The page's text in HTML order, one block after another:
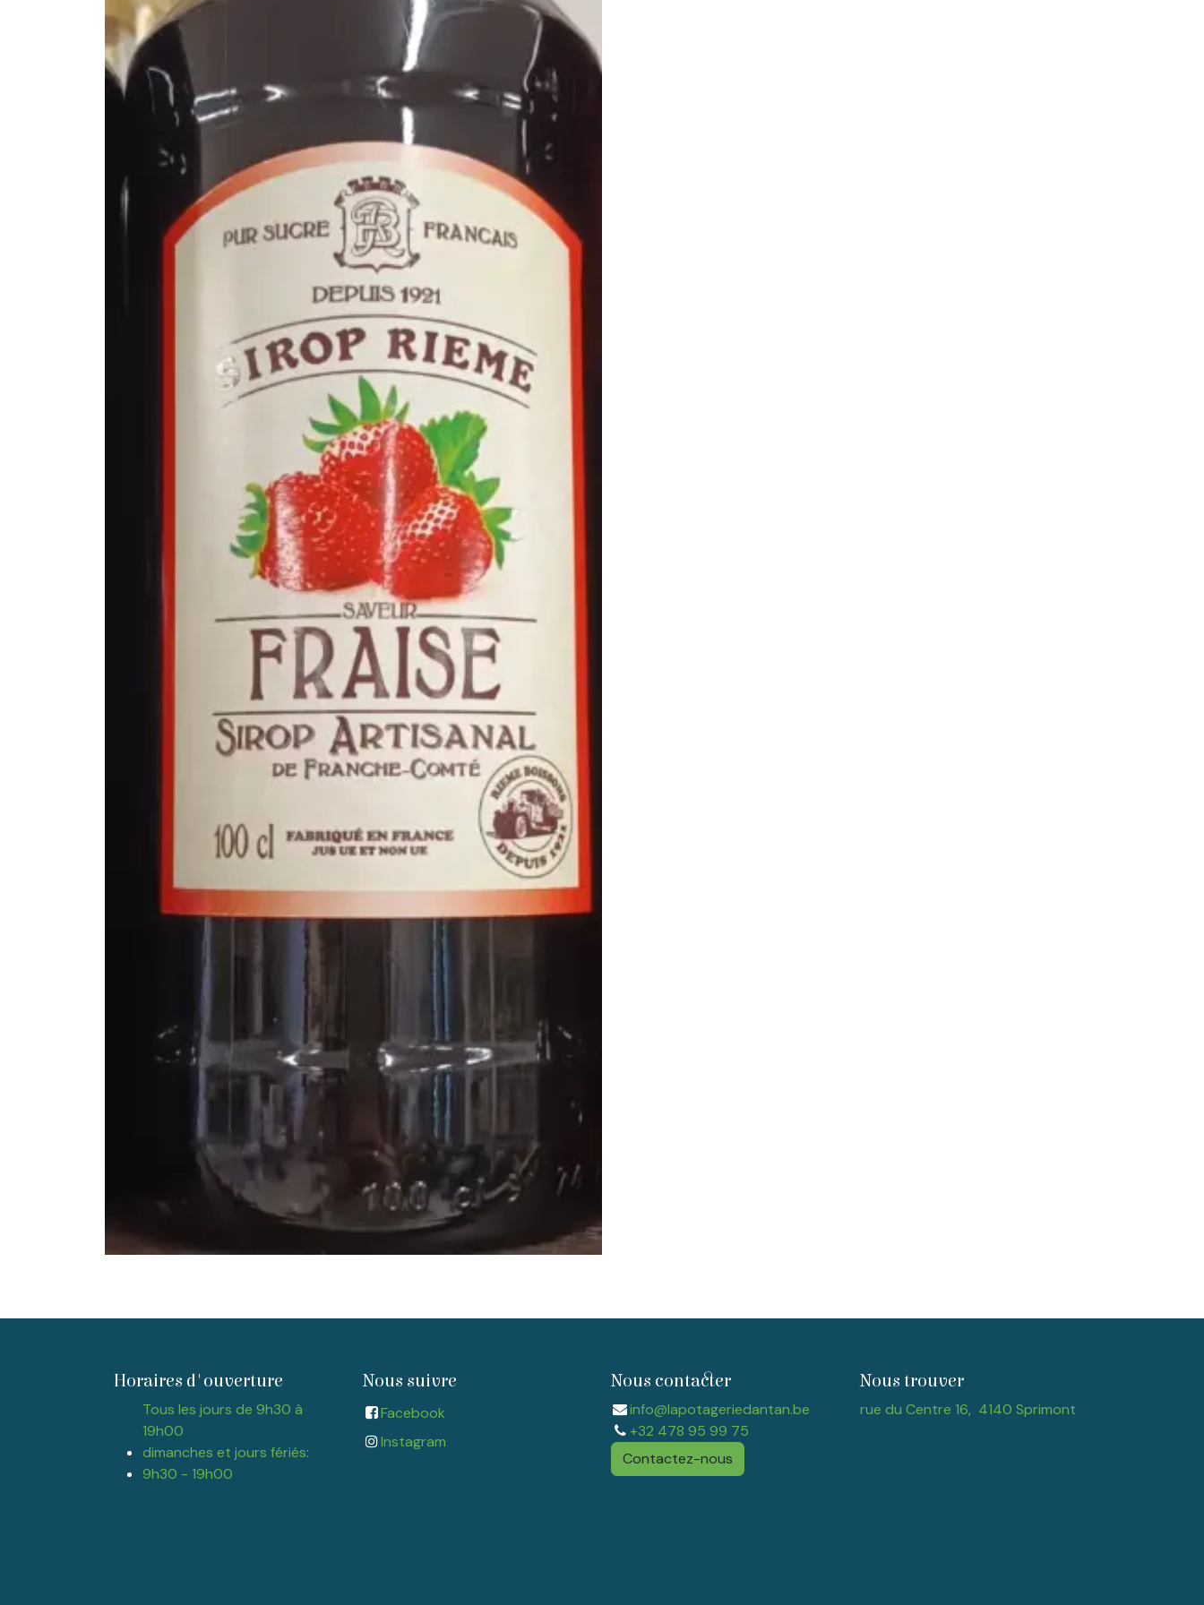
Horaires d'ouverture
Tous les jours de 9h30 à
19h00
dimanches et jours fériés:
9h30 - 19h00
Nous trouver
rue du Centre 16, 4140 Sprimont
Nous contacter
info@lapotageriedantan.be
+32 478 95 99 75
Contactez-nous
Nous suivre
Facebook
Instagram​